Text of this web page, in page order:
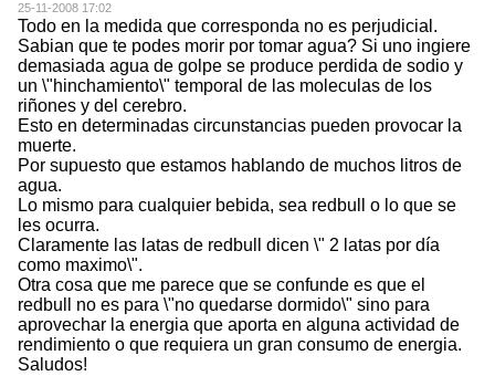
25-11-2008 17:02
Todo en la medida que corresponda no es perjudicial.
Sabian que te podes morir por tomar agua? Si uno ingiere
demasiada agua de golpe se produce perdida de sodio y
un \"hinchamiento\" temporal de las moleculas de los
riñones y del cerebro.
Esto en determinadas circunstancias pueden provocar la
muerte.
Por supuesto que estamos hablando de muchos litros de
agua.
Lo mismo para cualquier bebida, sea redbull o lo que se
les ocurra.
Claramente las latas de redbull dicen \" 2 latas por día
como maximo\".
Otra cosa que me parece que se confunde es que el
redbull no es para \"no quedarse dormido\" sino para
aprovechar la energia que aporta en alguna actividad de
rendimiento o que requiera un gran consumo de energia.
Saludos!